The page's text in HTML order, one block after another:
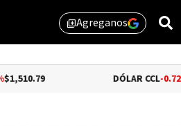
library_addAgreganos
-0.72%$1,559.41